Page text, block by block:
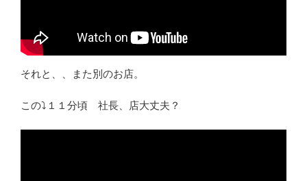
それと、、また別のお店。
この⤵１１分頃 社長、店大丈夫？